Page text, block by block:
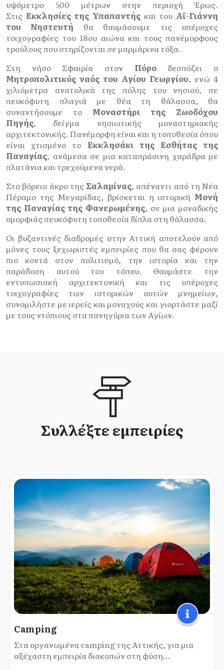
υψόμετρο 500 μέτρων στην περιοχή Έρως.
Στις Εκκλησίες της Υπαπαντής και του Αϊ-Γιάννη
του Νηστευτή
θα θαυμάσουμε τις υπέροχες
τοιχογραφίες του 18ου αιώνα και τους πανέμορφους
τρούλους που στηρίζονται σε μαρμάρινα τόξα.
Στη νήσο Σφαιρία στον Πόροδεσπόζει ο
Μητροπολιτικός ναός του Αγίου Γεωργίου, ενώ 4
χιλιόμετρα ανατολικά της πόλης του νησιού, σε
πευκόφυτη πλαγιά με θέα τη θάλασσα, θα
συναντήσουμε το Μοναστήρι της Ζωοδόχου
Πηγής, δείγμα νησιωτικής μοναστηριακής
αρχιτεκτονικής. Πανέμορφη είναι και η τοποθεσία όπου
είναι χτισμένο το Εκκλησάκι της Εσθήτας της
Παναγίας, ανάμεσα σε μια καταπράσινη χαράδρα με
πλατάνια και τρεχούμενα νερά.
Στο βόρειο άκρο της Σαλαμίνας, απέναντι από τη Νέα
Πέραμο της Μεγαρίδας, βρίσκεται η ιστορική Μονή
της Παναγίας της Φανερωμένης, σε μια μοναδικής
ομορφιάς πευκόφυτη τοποθεσία δίπλα στη θάλασσα.
Οι βυζαντινές διαδρομές στην Αττική αποτελούν από
μόνες τους ξεχωριστές εμπειρίες που θα σας φέρουν
πιο κοντά στον πολιτισμό, την ιστορία και την
παράδοση αυτού του τόπου. Θαυμάστε την
εντυπωσιακή αρχιτεκτονική και τις υπέροχες
τοιχογραφίες των ιστορικών αυτών μνημείων,
συνομιλήστε με ιερείς και μοναχούς και γιορτάστε μαζί
με τους ντόπιους στα πανηγύρια των Αγίων.
Συλλέξτε εμπειρίες
Camping
Στα οργανωμένα camping της Αττικής, για μια
αξέχαστη εμπειρία διακοπών στη φύση...